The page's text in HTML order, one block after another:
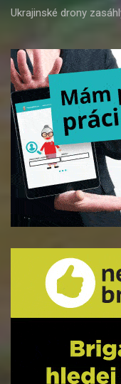
Ukrajinské drony